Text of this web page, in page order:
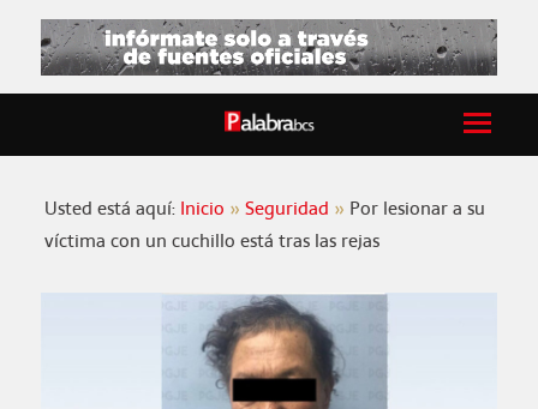
Usted está aquí: Inicio Seguridad
Por lesionar a su
víctima con un cuchillo está tras las rejas